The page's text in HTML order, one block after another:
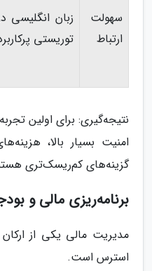
سهولت
ارتباط
زبان انگلیسی
توریستی
نتیجه‌گیری: برای اولین
امنیت بسیار بالا،
گزینه‌های کم‌ریسک‌تری
برنامه‌ریزی مالی و
مدیریت مالی یکی از
استرس است.